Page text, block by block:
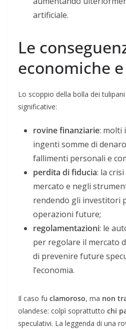
artificiale.
Le
economiche
Lo scoppio della bolla dei
significative:
rovine finanziarie: molti
ingenti somme di
fallimenti personali e
perdita di fiducia: la
mercato e negli
rendendo gli investitori
operazioni future;
regolamentazioni: le
per regolare il mercato
di prevenire future
l’economia.
Il caso fu clamoroso, ma non
olandese: colpì soprattutto chi
speculativi. La leggenda di una